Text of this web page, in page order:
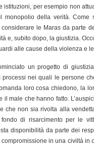
istituzioni, per esempio non
monopolio della verità.
le Maras da parte
e, subito dopo, la giustizia.
alle cause della violenza e
un progetto di
processi nei quali le persone
loro cosa chiedono, la
il male che hanno fatto.
che non sia rivolta alla
di risarcimento per le
disponibilità da parte dei
in una civiltà in